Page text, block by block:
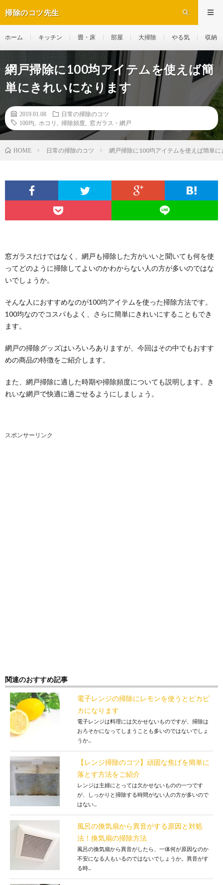
掃除のコツ先生
ホーム キッチン 畳・床 部屋 大掃除 やる気 収納
網戸掃除に100均アイテムを使えば簡
単にきれいになります
2019.01.08
日常の掃除のコツ
100均
ホコリ 掃除頻度 窓ガラス・網戸
HOME 日常の掃除のコツ 網戸掃除に100均アイテムを使えば簡単
窓ガラスだけではなく、網戸も掃除した方がいいと聞いても何を使
ってどのように掃除してよいのかわからない人の方が多いのではな
いでしょうか。
そんな人におすすめなのが100均アイテムを使った掃除方法です。
100均なのでコスパもよく、さらに簡単にきれいにすることもでき
ます。
網戸の掃除グッズはいろいろありますが、今回はその中でもおすす
めの商品の特徴をご紹介します。
また、網戸掃除に適した時期や掃除頻度についても説明します。き
れいな網戸で快適に過ごせるようにしましょう。
スポンサーリンク
関連のおすすめ記事
電子レンジの掃除にレモンを使うとピカピ
カになります
電子レンジは料理には欠かせないものですが、掃除は
おろそかになってしまうことも多いのではないでしょ
うか...
【レンジ掃除のコツ】頑固な焦げを簡単に
落とす方法をご紹介
レンジは主婦にとっては欠かせないものの一つです
が、しっかりと掃除する時間がない人の方が多いので
はない...
風呂の換気扇から異音がする原因と対処
法！換気扇の掃除方法
風呂の換気扇から異音がしたら、一体何が原因なのか
不安になる人もいるのではないでしょうか。異音がす
る時...